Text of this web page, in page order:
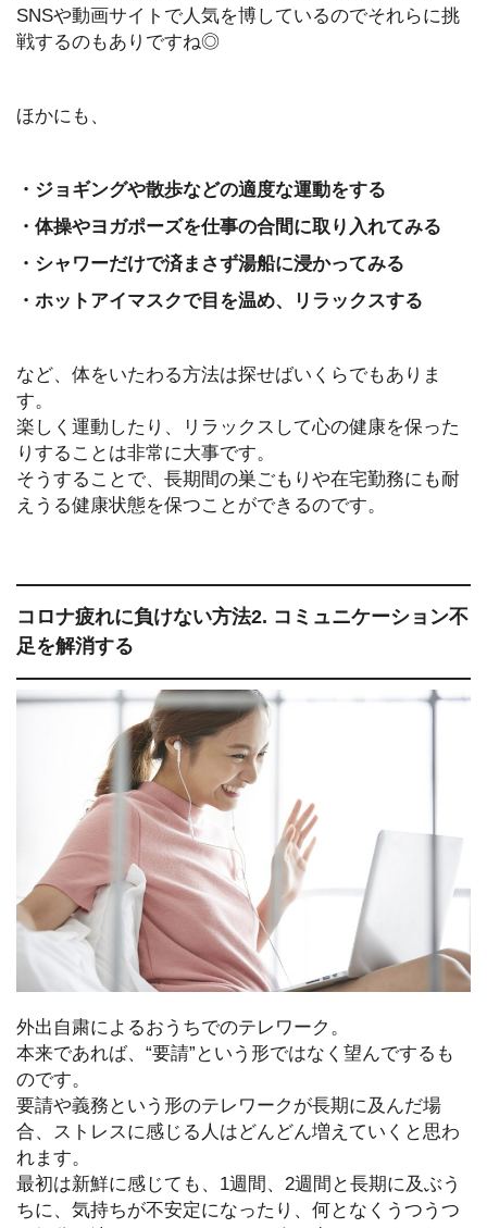
SNSや動画サイトで人気を博しているのでそれらに挑
戦するのもありですね◎
ほかにも、
・ジョギングや散歩などの適度な運動をする
・体操やヨガポーズを仕事の合間に取り入れてみる
・シャワーだけで済まさず湯船に浸かってみる
・ホットアイマスクで目を温め、リラックスする
など、体をいたわる方法は探せばいくらでもありま
す。
楽しく運動したり、リラックスして心の健康を保った
りすることは非常に大事です。
そうすることで、長期間の巣ごもりや在宅勤務にも耐
えうる健康状態を保つことができるのです。
コロナ疲れに負けない方法2. コミュニケーション不
足を解消する
外出自粛によるおうちでのテレワーク。
本来であれば、“要請”という形ではなく望んでするも
のです。
要請や義務という形のテレワークが長期に及んだ場
合、ストレスに感じる人はどんどん増えていくと思わ
れます。
最初は新鮮に感じても、1週間、2週間と長期に及ぶう
ちに、気持ちが不安定になったり、何となくうつうつ